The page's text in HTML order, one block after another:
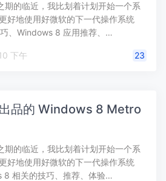
的临近，我比划着计划开始一个系
好地使用好微软的下一代操作系统
、Windows 8 应用推荐、…
月 22 日, 2:10 下午 23
品的 Windows 8 Metro
的临近，我比划着计划开始一个系
好地使用好微软的下一代操作系统
相关的技巧、推荐、体验…